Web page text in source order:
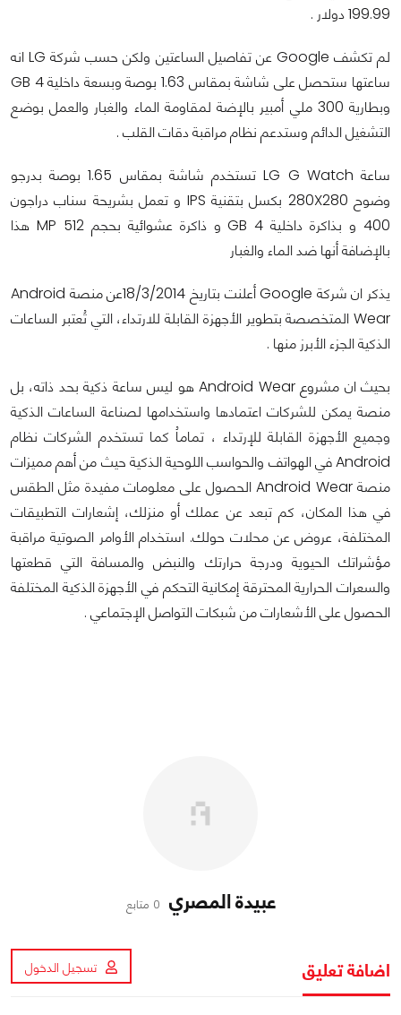
199.99 دولار .
لم تكشف Google عن تفاصيل الساعتين ولكن حسب شركة LG انه
ساعتها ستحصل على شاشة بمقاس 1.63 بوصة وبسعة داخلية 4 GB
وبطارية 300 ملي أمبير بالإضة لمقاومة الماء والغبار والعمل بوضع
التشغيل الدائم وستدعم نظام مراقبة دقات القلب .
ساعة LG G Watch تستخدم شاشة بمقاس 1.65 بوصة بدرجو
وضوح 280X280 بكسل بتقنية IPS و تعمل بشريحة سناب دراجون
400 و بذاكرة داخلية 4 GB و ذاكرة عشوائية بحجم 512 MP هذا
بالإضافة أنها ضد الماء والغبار
يذكر ان شركة Google أعلنت بتاريخ 18/3/2014عن منصة Android
Wear المتخصصة بتطوير الأجهزة القابلة للارتداء، التي تُعتبر الساعات
الذكية الجزء الأبرز منها .
بحيث ان مشروع Android Wear هو ليس ساعة ذكية بحد ذاته، بل
منصة يمكن للشركات اعتمادها واستخدامها لصناعة الساعات الذكية
وجميع الأجهزة القابلة للإرتداء ، تماماُ كما تستخدم الشركات نظام
Android في الهواتف والحواسب اللوحية الذكية حيث من أهم مميزات
منصة Android Wear الحصول على معلومات مفيدة مثل الطقس
في هذا المكان، كم تبعد عن عملك أو منزلك، إشعارات التطبيقات
المختلفة، عروض عن محلات حولك. استخدام الأوامر الصوتية مراقبة
مؤشراتك الحيوية ودرجة حرارتك والنبض والمسافة التي قطعتها
والسعرات الحرارية المحترقة إمكانية التحكم في الأجهزة الذكية المختلفة
الحصول على الأشعارات من شبكات التواصل الإجتماعي .
عبيدة المصري 0 متابع
اضافة تعليق تسجيل الدخول